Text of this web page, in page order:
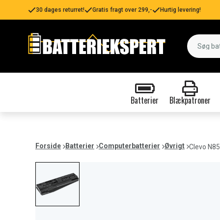
30 dages returret! Gratis fragt over 299,- Hurtig levering!
Batterier Blækpatroner
Forside Batterier Computerbatterier Øvrigt Clevo